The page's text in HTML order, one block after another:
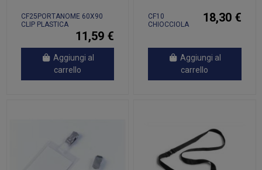
CF25PORTANOME 60X90
CLIP PLASTICA
11,59 €
Aggiungi al
carrello
CF10
CHIOCCIOLA
18,30 €
Aggiungi al
carrello